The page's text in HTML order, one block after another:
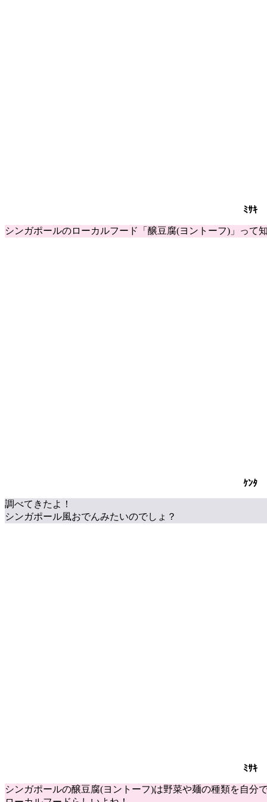
ﾐｻｷ
シンガポールのローカルフード「醸豆腐(ヨントーフ)」って
ｹﾝﾀ
調べてきたよ！
シンガポール風おでんみたいのでしょ？
ﾐｻｷ
シンガポールの醸豆腐(ヨントーフ)は野菜や麺の種類を自分